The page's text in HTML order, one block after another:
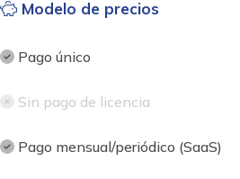
Modelo de precios
Pago único
Sin pago de licencia
Pago mensual/periódico (SaaS)